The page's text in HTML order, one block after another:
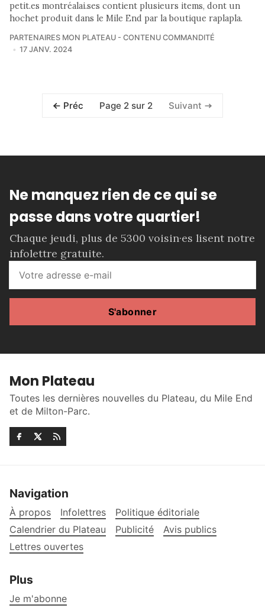
petit.es montréalai.ses contient plusieurs items, dont un
hochet produit dans le Mile End par la boutique raplapla.
PARTENAIRES MON PLATEAU - CONTENU COMMANDITÉ
17 JANV. 2024
Préc Page 2 sur 2 Suivant
Ne manquez rien de ce qui se
passe dans votre quartier!
Chaque jeudi, plus de 5300 voisin·es lisent notre
infolettre gratuite.
S'abonner
Mon Plateau
Toutes les dernières nouvelles du Plateau, du Mile End
et de Milton-Parc.
Navigation
À propos Infolettres
Politique éditoriale
Calendrier du Plateau
Publicité
Avis publics
Lettres ouvertes
Plus
Je m'abonne